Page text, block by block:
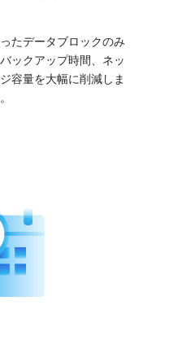
たデータブロックのみ
ックアップ時間、ネッ
容量を大幅に削減しま